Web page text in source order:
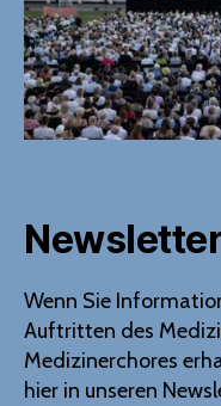
Wenn Sie
Auftritten des
Medizinerchores
hier in unseren